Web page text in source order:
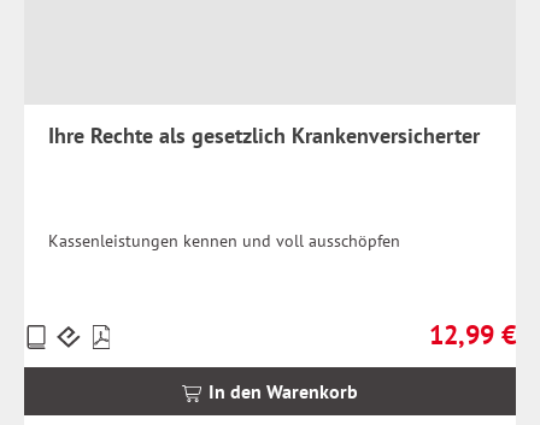
Ihre Rechte als gesetzlich Krankenversicherter
Kassenleistungen kennen und voll ausschöpfen
Regulärer
12,99 €
Preise
inkl.
In den Warenkorb